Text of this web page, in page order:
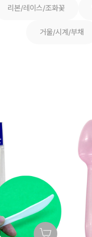
리본/레이스/조화꽃
거울/시계/부채